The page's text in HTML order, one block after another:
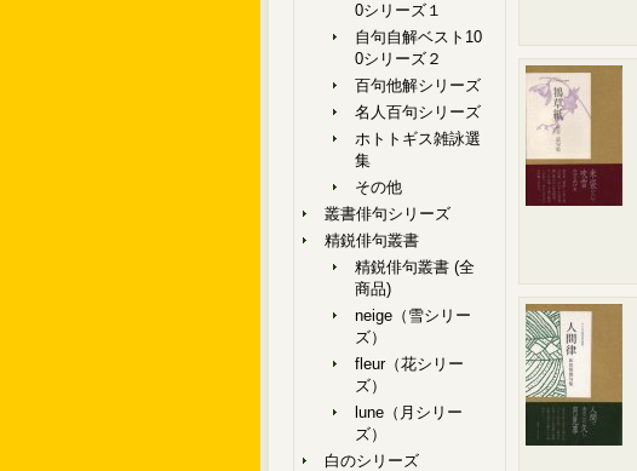
0シリーズ１
自句自解ベスト10
0シリーズ２
百句他解シリーズ
名人百句シリーズ
ホトトギス雑詠選
集
その他
叢書俳句シリーズ
精鋭俳句叢書
精鋭俳句叢書 (全
商品)
neige（雪シリー
ズ）
fleur（花シリー
ズ）
lune（月シリー
ズ）
白のシリーズ